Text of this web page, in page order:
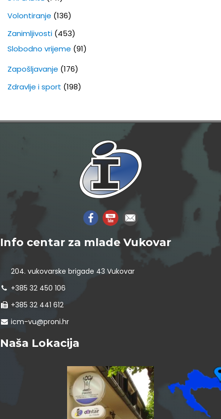
Volontiranje (136)
Zanimljivosti (453)
Slobodno vrijeme (91)
Zapošljavanje (176)
Zdravlje i sport (198)
Info centar za mlade Vukovar
204. vukovarske brigade 43 Vukovar
+385 32 450 106
+385 32 441 612
icm-vu@proni.hr
Naša Lokacija